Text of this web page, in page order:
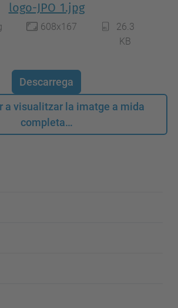
logo-JPO_1.jpg
608x167
26.3
KB
Descarrega
a visualitzar la imatge a mida
completa…